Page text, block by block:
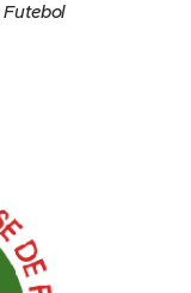
Futebol